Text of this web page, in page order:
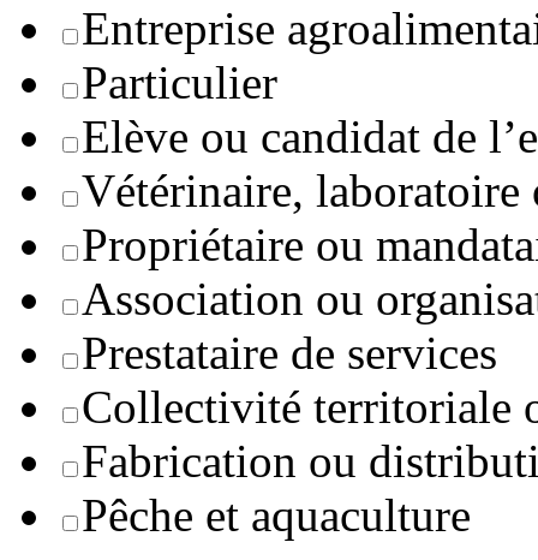
Entreprise
Particulier
Elève ou candidat de
Vétérinaire, laboratoire
Propriétaire ou
Association ou
Prestataire de services
Collectivité territoriale
Fabrication ou
Pêche et aquaculture